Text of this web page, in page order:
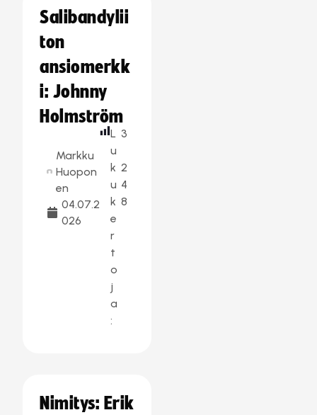
Salibandylii
ton
ansiomerkk
i: Johnny
Holmström
Markku
Huopon
en
04.07.2
026
L
u
k
u
k
e
r
t
o
j
a
:
3
2
4
8
Nimitys: Erik